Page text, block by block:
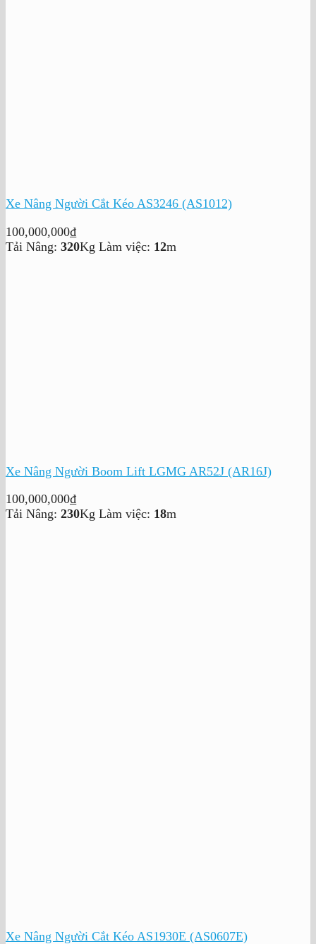
Xe Nâng Người Cắt Kéo AS3246 (AS1012)
100,000,000₫
Tải Nâng: 320Kg Làm việc: 12m
Xe Nâng Người Boom Lift LGMG AR52J (AR16J)
100,000,000₫
Tải Nâng: 230Kg Làm việc: 18m
Xe Nâng Người Cắt Kéo AS1930E (AS0607E)